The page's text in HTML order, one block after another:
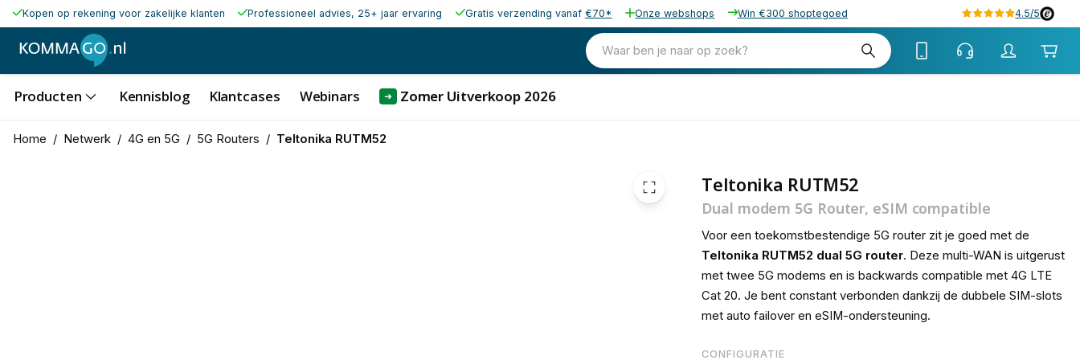
Kopen op rekening voor zakelijke klanten Professioneel advies, 25+ jaar ervaring Gratis verzending vanaf €70* Onze webshops Win €300 shoptegoed 4.5/5
Waar ben je naar op zoek?
Producten Kennisblog Klantcases Webinars ➜ Zomer Uitverkoop 2026
Home / Netwerk / 4G en 5G / 5G Routers / Teltonika RUTM52
Teltonika RUTM52
Dual modem 5G Router, eSIM compatible
Voor een toekomstbestendige 5G router zit je goed met de
Teltonika RUTM52 dual 5G router. Deze multi-WAN is uitgerust
met twee 5G modems en is backwards compatible met 4G LTE
Cat 20. Je bent constant verbonden dankzij de dubbele SIM-slots
met auto failover en eSIM-ondersteuning.
CONFIGURATIE
922,27 excl. btw
1.115,95 incl. btw